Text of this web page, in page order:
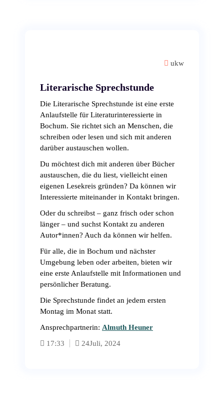
ukw
Literarische Sprechstunde
Die Literarische Sprechstunde ist eine erste
Anlaufstelle für Literaturinteressierte in
Bochum. Sie richtet sich an Menschen, die
schreiben oder lesen und sich mit anderen
darüber austauschen wollen.
Du möchtest dich mit anderen über Bücher
austauschen, die du liest, vielleicht einen
eigenen Lesekreis gründen? Da können wir
Interessierte miteinander in Kontakt bringen.
Oder du schreibst – ganz frisch oder schon
länger – und suchst Kontakt zu anderen
Autor*innen? Auch da können wir helfen.
Für alle, die in Bochum und nächster
Umgebung leben oder arbeiten, bieten wir
eine erste Anlaufstelle mit Informationen und
persönlicher Beratung.
Die Sprechstunde findet an jedem ersten
Montag im Monat statt.
Ansprechpartnerin: Almuth Heuner
17:33
24Juli, 2024